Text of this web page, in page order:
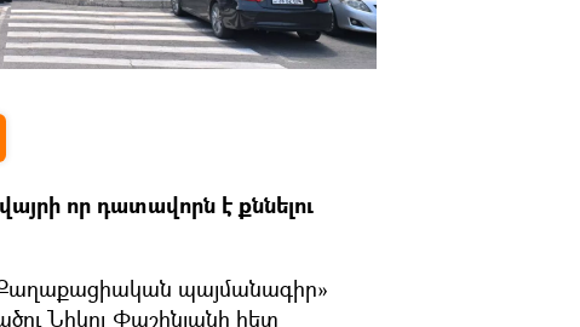
որ դատավորն է քննելու
պայմանագիր»
Նիկոլ Փաշինյանի հետ